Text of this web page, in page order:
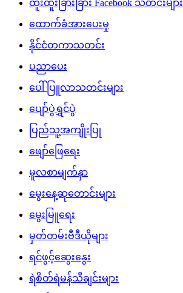
ထူးထူးခြားခြား Facebook သတင်းများ
ထောက်ခံအားပေးမှု
နိုင်ငံတကာသတင်း
ပညာပေး
ပေါ်ပြူလာသတင်းများ
ပျော်ပွဲရွှင်ပွဲ
ပြည်သူ့အကျိုးပြု
ဖျော်ဖြေရေး
မူလစာမျက်နှာ
မွေးနေ့ဆုတောင်းများ
မွေးမြူရေး
မှတ်တမ်းဗီဒီယိုများ
ရင်ဖွင့်ဆွေးနွေး
ရဲစိတ်ရဲမန်သီချင်းများ